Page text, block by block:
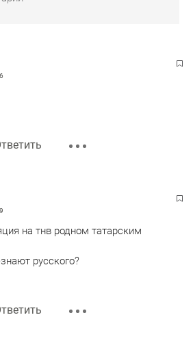
на тнв родном татарским
русского?